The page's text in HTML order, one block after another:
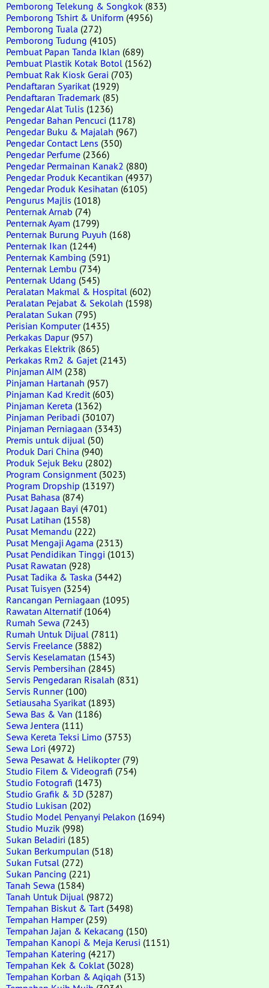
Pemborong Telekung & Songkok (833)
Pemborong Tshirt & Uniform (4956)
Pemborong Tuala (272)
Pemborong Tudung (4105)
Pembuat Papan Tanda Iklan (689)
Pembuat Plastik Kotak Botol (1562)
Pembuat Rak Kiosk Gerai (703)
Pendaftaran Syarikat (1929)
Pendaftaran Trademark (85)
Pengedar Alat Tulis (1236)
Pengedar Bahan Pencuci (1178)
Pengedar Buku & Majalah (967)
Pengedar Contact Lens (350)
Pengedar Perfume (2366)
Pengedar Permainan Kanak2 (880)
Pengedar Produk Kecantikan (4937)
Pengedar Produk Kesihatan (6105)
Pengurus Majlis (1018)
Penternak Arnab (74)
Penternak Ayam (1799)
Penternak Burung Puyuh (168)
Penternak Ikan (1244)
Penternak Kambing (591)
Penternak Lembu (734)
Penternak Udang (545)
Peralatan Makmal & Hospital (602)
Peralatan Pejabat & Sekolah (1598)
Peralatan Sukan (795)
Perisian Komputer(1435)
Perkakas Dapur(957)
Perkakas Elektrik (865)
Perkakas Rm2 & Gajet (2143)
Pinjaman AIM (238)
Pinjaman Hartanah (957)
Pinjaman Kad Kredit (603)
Pinjaman Kereta (1362)
Pinjaman Peribadi (30107)
Pinjaman Perniagaan (3343)
Premis untuk dijual (50)
Produk Dari China (940)
Produk Sejuk Beku (2802)
Program Consignment (3023)
Program Dropship (13197)
Pusat Bahasa (874)
Pusat Jagaan Bayi (4701)
Pusat Latihan (1558)
Pusat Memandu (222)
Pusat Mengaji Agama (2313)
Pusat Pendidikan Tinggi (1013)
Pusat Rawatan (928)
Pusat Tadika & Taska (3442)
Pusat Tuisyen (3254)
Rancangan Perniagaan (1095)
Rawatan Alternatif(1064)
Rumah Sewa (7243)
Rumah Untuk Dijual (7811)
Servis Freelance (3882)
Servis Keselamatan (1543)
Servis Pembersihan (2845)
Servis Pengedaran Risalah (831)
Servis Runner(100)
Setiausaha Syarikat (1893)
Sewa Bas & Van (1186)
Sewa Jentera (111)
Sewa Kereta Teksi Limo (3753)
Sewa Lori (4972)
Sewa Pesawat & Helikopter(79)
Studio Filem & Videografi (754)
Studio Fotografi (1473)
Studio Grafik & 3D (3287)
Studio Lukisan (202)
Studio Model Penyanyi Pelakon (1694)
Studio Muzik (998)
Sukan Beladiri (185)
Sukan Berkumpulan (518)
Sukan Futsal (272)
Sukan Pancing (221)
Tanah Sewa (1584)
Tanah Untuk Dijual (9872)
Tempahan Biskut & Tart (3498)
Tempahan Hamper(259)
Tempahan Jajan & Kekacang (150)
Tempahan Kanopi & Meja Kerusi (1151)
Tempahan Katering (4217)
Tempahan Kek & Coklat (3028)
Tempahan Korban & Aqiqah (313)